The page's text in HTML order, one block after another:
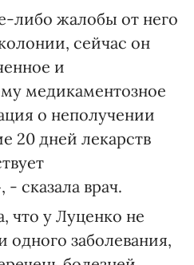
либо жалобы от него
сейчас он
и
медикаментозное
о неполучении
20 дней лекарств
- сказала врач.
что у Луценко не
одного заболевания,